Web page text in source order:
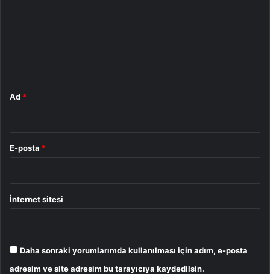
Ad *
E-posta *
İnternet sitesi
Daha sonraki yorumlarımda kullanılması için adım, e-posta
adresim ve site adresim bu tarayıcıya kaydedilsin.